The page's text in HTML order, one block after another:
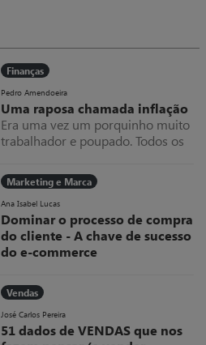
Finanças
Pedro Amendoeira
Uma raposa chamada inflação
Era uma vez um porquinho muito
trabalhador e poupado. Todos os
ganhava dentro do seu colchão,
que cada vez ficava mais grosso.
Uma raposa chamada inflação
Marketing e Marca
Ana Isabel Lucas
Dominar o processo de compra
do cliente - A chave de sucesso
do e-commerce
“se não domino a bola, como posso
marcar golos?”. Esta metáfora
deveria ser uma linha de
orientação em tudo o que se
Vendas
José Carlos Pereira
51 dados de VENDAS que nos